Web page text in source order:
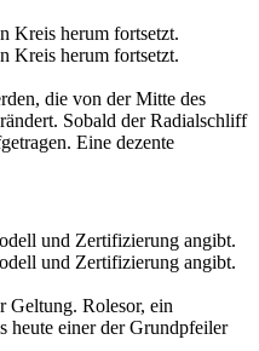
die von der Mitte des
Sobald der Radialschliff
Eine dezente
Geltung. Rolesor, ein
heute einer der Grundpfeiler